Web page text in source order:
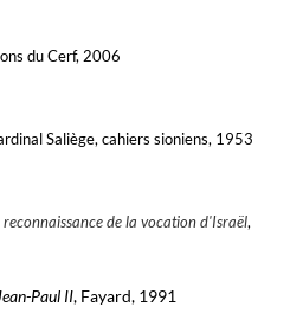
du Cerf, 2006
Saliège, cahiers sioniens, 1953
de la vocation d'Israël,
Paul II, Fayard, 1991